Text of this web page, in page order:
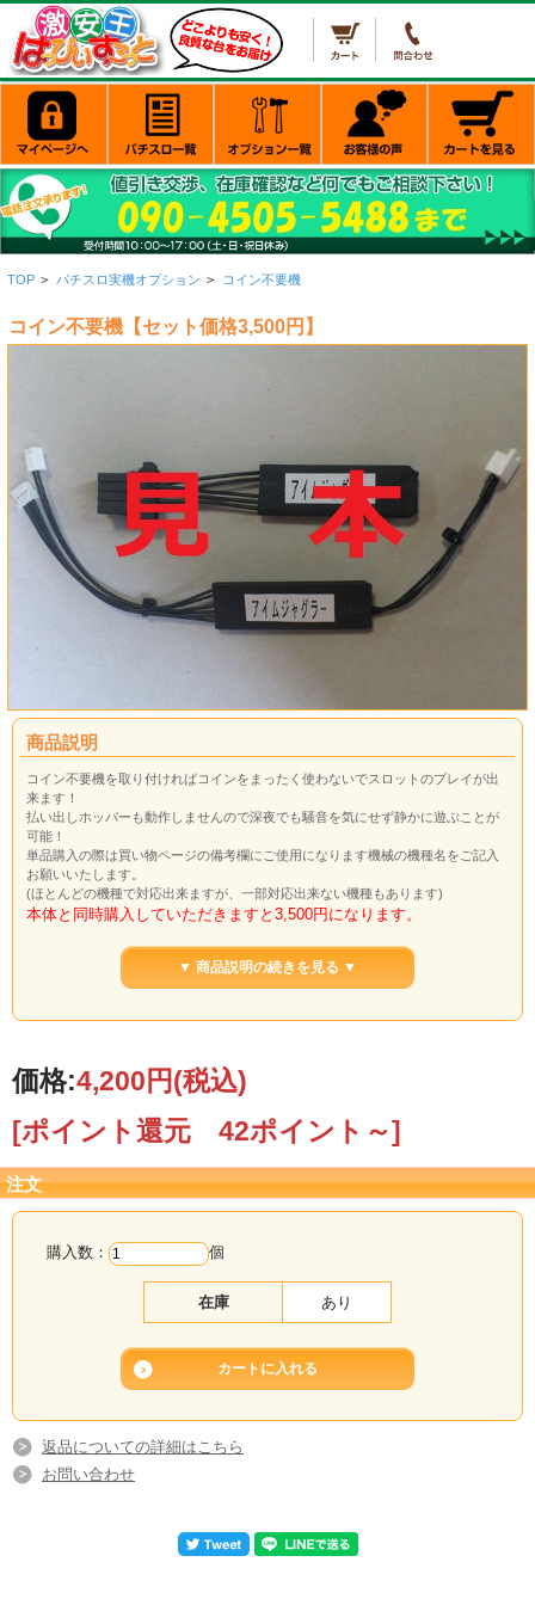
TOP > パチスロ実機オプション > コイン不要機
コイン不要機【セット価格3,500円】
商品説明
コイン不要機を取り付ければコインをまったく使わないでスロットのプレイが出
来ます！
払い出しホッパーも動作しませんので深夜でも騒音を気にせず静かに遊ぶことが
可能！
単品購入の際は買い物ページの備考欄にご使用になります機械の機種名をご記入
お願いいたします。
(ほとんどの機種で対応出来ますが、一部対応出来ない機種もあります)
本体と同時購入していただきますと3,500円になります。
▼ 商品説明の続きを見る ▼
価格:4,200円(税込)
[ポイント還元 42ポイント～]
注文
購入数： 個
在庫 あり
返品についての詳細はこちら
お問い合わせ